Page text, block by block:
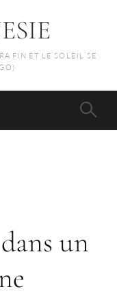
FIN ET LE SOLEIL SE
un